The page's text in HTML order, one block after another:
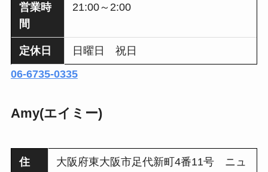
営業時
間
21:00～2:00
定休日
日曜日 祝日
06-6735-0335
Amy(エイミー)
住
大阪府東大阪市足代新町4番11号 ニュ